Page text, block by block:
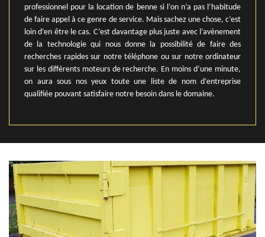
professionnel pour la location de benne si l’on n’a pas l’habitude
de faire appel à ce genre de service. Mais sachez une chose, c’est
loin d’en être le cas. C’est davantage plus juste avec l’avènement
de la technologie qui nous donne la possibilité de faire des
recherches rapides sur notre téléphone ou sur notre ordinateur
sur les différents moteurs de recherche. En moins d’une minute,
on aura sous nos yeux toute une liste de nom d’entreprise
qualifiée pouvant satisfaire notre besoin dans le domaine.